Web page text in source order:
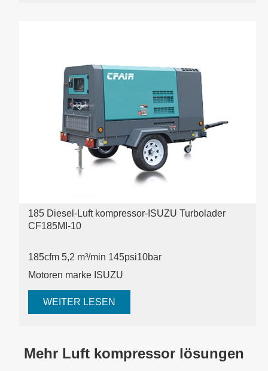
185 Diesel-Luft kompressor-ISUZU Turbolader
CF185MI-10
185cfm 5,2 m³/min 145psi10bar
Motoren marke ISUZU
WEITER LESEN
Mehr Luft kompressor lösungen